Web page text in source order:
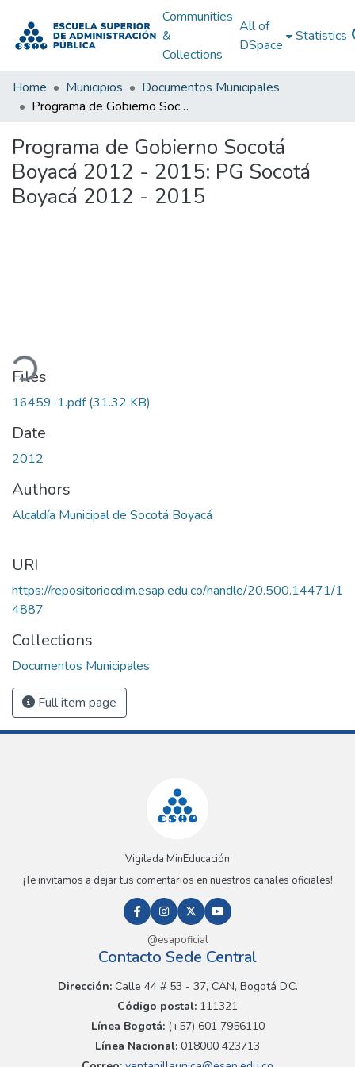
Communities
&
Collections
All of
DSpace
Statistics
Home Municipios
Documentos Municipales
Programa de Gobierno Socotá Boyacá 2012 - 2015: PG Socotá Boyacá 2012 - 2015
Programa de Gobierno Socotá
Boyacá 2012 - 2015: PG Socotá
Boyacá 2012 - 2015
Files
16459-1.pdf(31.32 KB)
Date
2012
Authors
Alcaldía Municipal de Socotá Boyacá
URI
https://repositoriocdim.esap.edu.co/handle/20.500.14471/1
4887
Collections
Documentos Municipales
Full item page
Vigilada MinEducación
¡Te invitamos a dejar tus comentarios en nuestros canales oficiales!
@esapoficial
Contacto Sede Central
Dirección:Calle 44 # 53 - 37, CAN, Bogotá D.C.
Código postal: 111321
Línea Bogotá:(+57) 601 7956110
Línea Nacional: 018000 423713